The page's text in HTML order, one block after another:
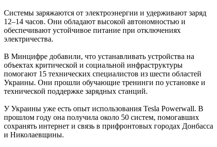
Системы заряжаются от электроэнергии и удерживают заряд
12–14 часов. Они обладают высокой автономностью и
обеспечивают устойчивое питание при отключениях
электричества.
В Минцифре добавили, что устанавливать устройства на
объектах критической и социальной инфраструктуры
помогают 15 технических специалистов из шести областей
Украины. Они прошли обучающие тренинги по установке и
технической поддержке зарядных станций.
У Украины уже есть опыт использования Tesla Powerwall. В
прошлом году она получила около 50 систем, помогавших
сохранять интернет и связь в прифронтовых городах Донбасса
и Николаевщины.